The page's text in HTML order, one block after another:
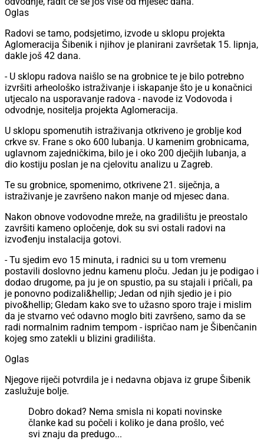
Oglas
Radovi se tamo, podsjetimo, izvode u sklopu projekta
Aglomeracija Šibenik i njihov je planirani završetak 15. lipnja,
dakle još 42 dana.
- U sklopu radova naišlo se na grobnice te je bilo potrebno
izvršiti arheološko istraživanje i iskapanje što je u konačnici
utjecalo na usporavanje radova - navode iz Vodovoda i
odvodnje, nositelja projekta Aglomeracija.
U sklopu spomenutih istraživanja otkriveno je groblje kod
crkve sv. Frane s oko 600 lubanja. U kamenim grobnicama,
uglavnom zajedničkima, bilo je i oko 200 dječjih lubanja, a
dio kostiju poslan je na cjelovitu analizu u Zagreb.
Te su grobnice, spomenimo, otkrivene 21. siječnja, a
istraživanje je završeno nakon manje od mjesec dana.
Nakon obnove vodovodne mreže, na gradilištu je preostalo
završiti kameno opločenje, dok su svi ostali radovi na
izvođenju instalacija gotovi.
- Tu sjedim evo 15 minuta, i radnici su u tom vremenu
postavili doslovno jednu kamenu ploču. Jedan ju je podigao i
dodao drugome, pa ju je on spustio, pa su stajali i pričali, pa
je ponovno podizali&hellip; Jedan od njih sjedio je i pio
pivo&hellip; Gledam kako sve to užasno sporo traje i mislim
da je stvarno već odavno moglo biti završeno, samo da se
radi normalnim radnim tempom - ispričao nam je Šibenčanin
kojeg smo zatekli u blizini gradilišta.
Oglas
Njegove riječi potvrdila je i nedavna objava iz grupe Šibenik
zaslužuje bolje.
Dobro dokad? Nema smisla ni kopati novinske
članke kad su počeli i koliko je dana prošlo, već
svi znaju da predugo...